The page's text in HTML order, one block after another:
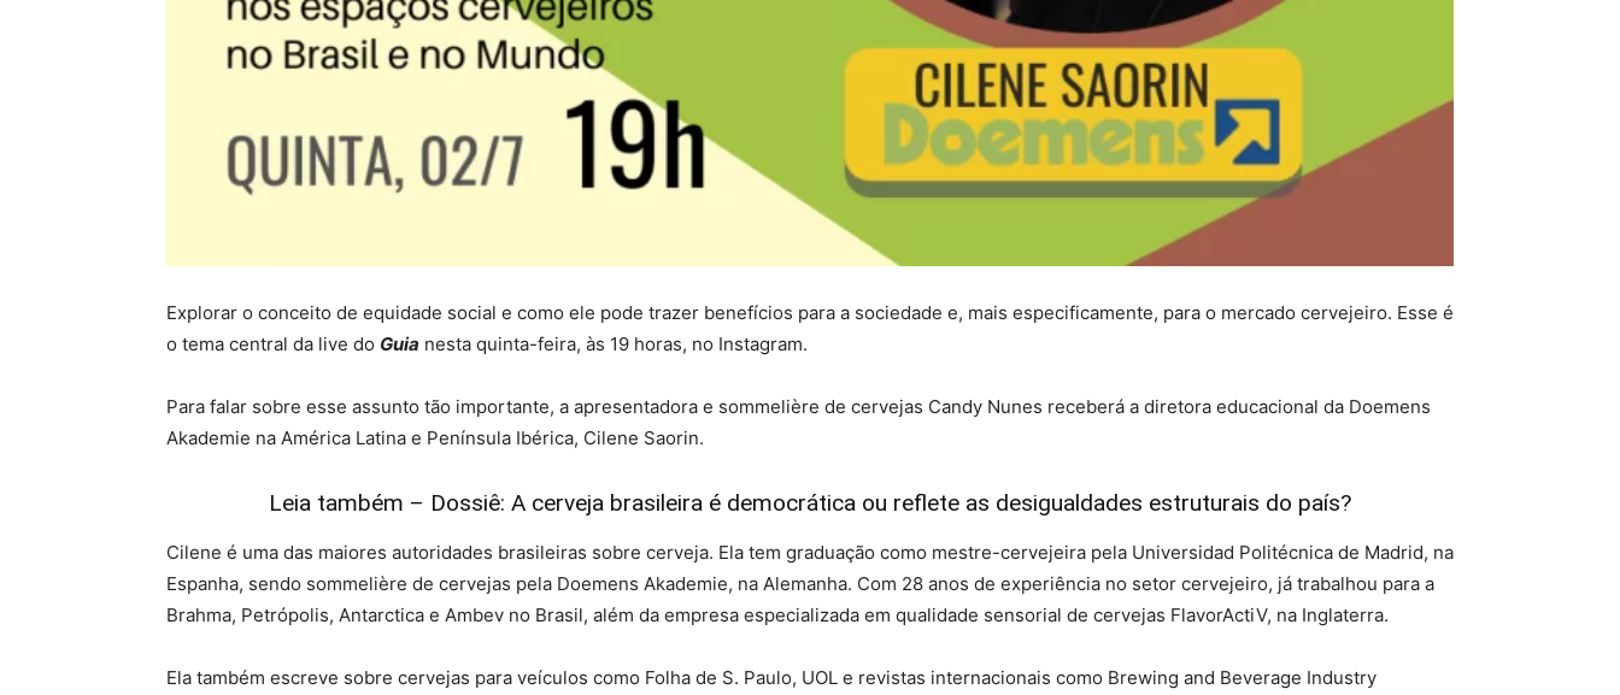
Explorar o conceito de equidade social e como ele pode trazer benefícios para a sociedade e, mais especificamente, para o mercado cervejeiro. Esse é
o tema central da live do Guia nesta quinta-feira, às 19 horas, no Instagram.
Para falar sobre esse assunto tão importante, a apresentadora e sommelière de cervejas Candy Nunes receberá a diretora educacional da Doemens
Akademie na América Latina e Península Ibérica, Cilene Saorin.
Leia também – Dossiê: A cerveja brasileira é democrática ou reflete as desigualdades estruturais do país?
Cilene é uma das maiores autoridades brasileiras sobre cerveja. Ela tem graduação como mestre-cervejeira pela Universidad Politécnica de Madrid, na
Espanha, sendo sommelière de cervejas pela Doemens Akademie, na Alemanha. Com 28 anos de experiência no setor cervejeiro, já trabalhou para a
Brahma, Petrópolis, Antarctica e Ambev no Brasil, além da empresa especializada em qualidade sensorial de cervejas FlavorActiV, na Inglaterra.
Ela também escreve sobre cervejas para veículos como Folha de S. Paulo, UOL e revistas internacionais como Brewing and Beverage Industry